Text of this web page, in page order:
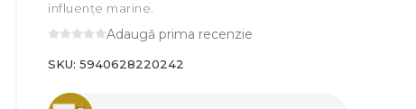
influențe marine.
Adaugă prima recenzie
SKU: 5940628220242